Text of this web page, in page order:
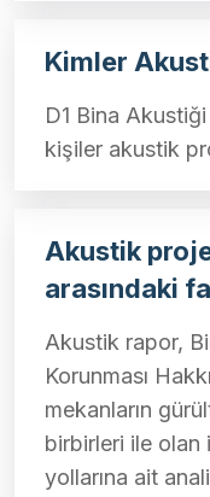
Kimler
D1 Bina Akustiği
kişiler akustik
Akustik
arasındaki
Akustik rapor,
Korunması
mekanların
birbirleri ile olan
yollarına ait